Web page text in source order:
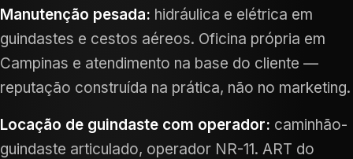
Manutenção pesada: hidráulica e elétrica em
guindastes e cestos aéreos. Oficina própria em
Campinas e atendimento na base do cliente —
reputação construída na prática, não no marketing.
Locação de guindaste com operador: caminhão-
guindaste articulado, operador NR-11. ART do